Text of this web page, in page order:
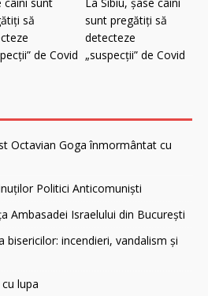
Octavian Goga înmormântat cu
Politici Anticomuniști
Ambasadei Israelului din București
bisericilor: incendieri, vandalism și
lupa